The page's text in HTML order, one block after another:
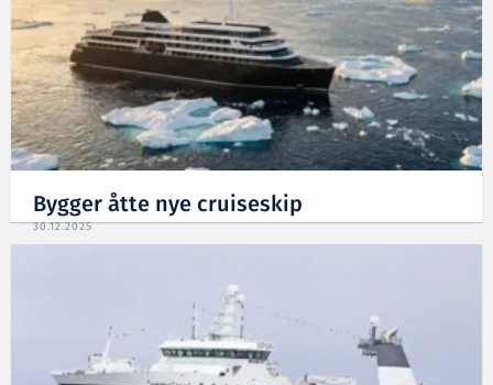
Bygger åtte nye cruiseskip
30.12.2025